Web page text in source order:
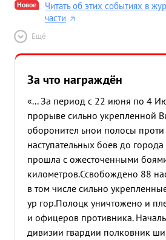
Новое
Читать об этих событиях в
части
Ещё
За что награждён
«... За период с 22 июня по 4
прорыве сильно укрепленной
оборонител ьнои полосы
наступательных боев до
прошла с ожесточенными
километров.Ссвобождено 88
в том числе сильно
ур гор.Полоцк уничтожено и
и офицеров противника.
дивизии гвардии полковник